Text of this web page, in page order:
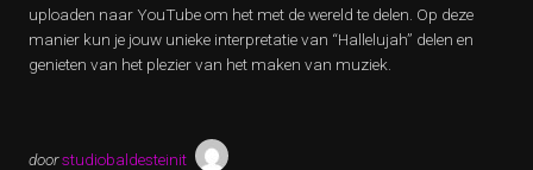
uploaden naar YouTube om het met de wereld te delen. Op deze
manier kun je jouw unieke interpretatie van “Hallelujah” delen en
genieten van het plezier van het maken van muziek.
doorstudiobaldesteinit